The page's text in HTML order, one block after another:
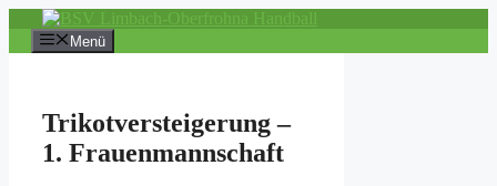
Inhalt
springen
Menü
Trikotversteigerung –
1. Frauenmannschaft